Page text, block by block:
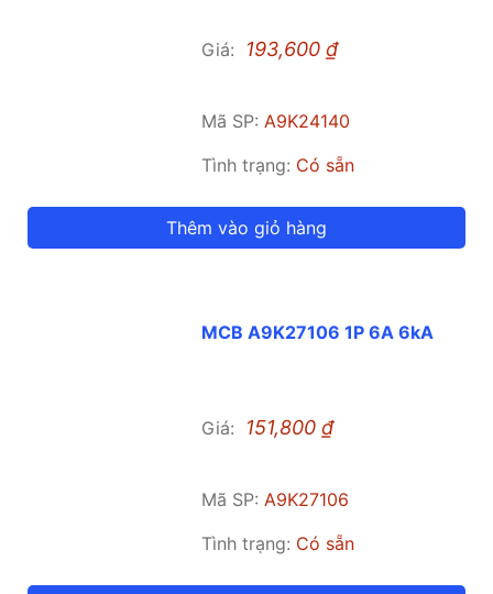
Giá: 193,600₫
Mã SP: A9K24140
Tình trạng: Có sẵn
Thêm vào giỏ hàng
MCB A9K27106 1P 6A 6kA
Giá: 151,800₫
Mã SP:A9K27106
Tình trạng: Có sẵn